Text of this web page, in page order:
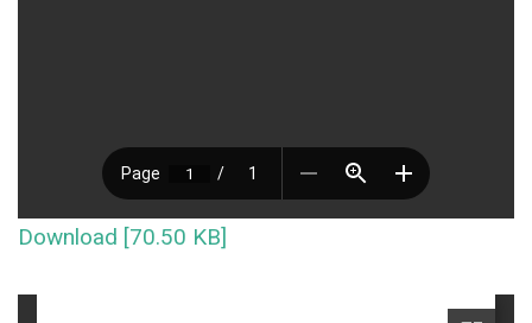
Download [70.50 KB]